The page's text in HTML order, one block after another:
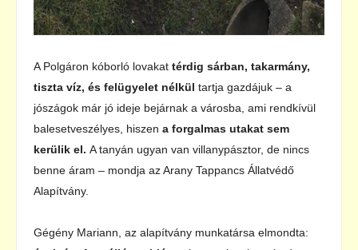
A Polgáron kóborló lovakat térdig sárban, takarmány,
tiszta víz, és felügyelet nélkül tartja gazdájuk – a
jószágok már jó ideje bejárnak a városba, ami rendkívül
balesetveszélyes, hiszen a forgalmas utakat sem
kerülik el. A tanyán ugyan van villanypásztor, de nincs
benne áram – mondja az Arany Tappancs Állatvédő
Alapítvány.
Gégény Mariann, az alapítvány munkatársa elmondta: